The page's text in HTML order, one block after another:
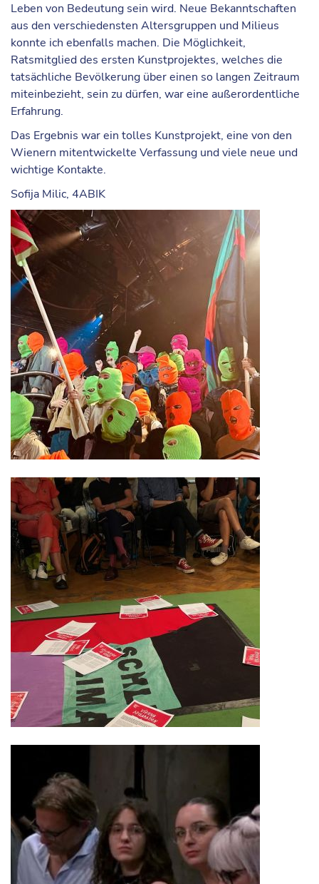
Leben von Bedeutung sein wird. Neue Bekanntschaften
aus den verschiedensten Altersgruppen und Milieus
konnte ich ebenfalls machen. Die Möglichkeit,
Ratsmitglied des ersten Kunstprojektes, welches die
tatsächliche Bevölkerung über einen so langen Zeitraum
miteinbezieht, sein zu dürfen, war eine außerordentliche
Erfahrung.
Das Ergebnis war ein tolles Kunstprojekt, eine von den
Wienern mitentwickelte Verfassung und viele neue und
wichtige Kontakte.
Sofija Milic, 4ABIK